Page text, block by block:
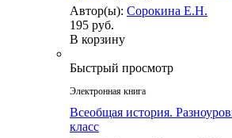
Автор(ы): Сорокина Е.Н.
195 руб.
В корзину
Быстрый просмотр
Электронная книга
Всеобщая история.
класс